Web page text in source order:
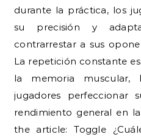
durante la práctica, los
su precisión y
contrarrestar a sus
La repetición constante
la memoria
jugadores perfeccionar
rendimiento general en
the article: Toggle